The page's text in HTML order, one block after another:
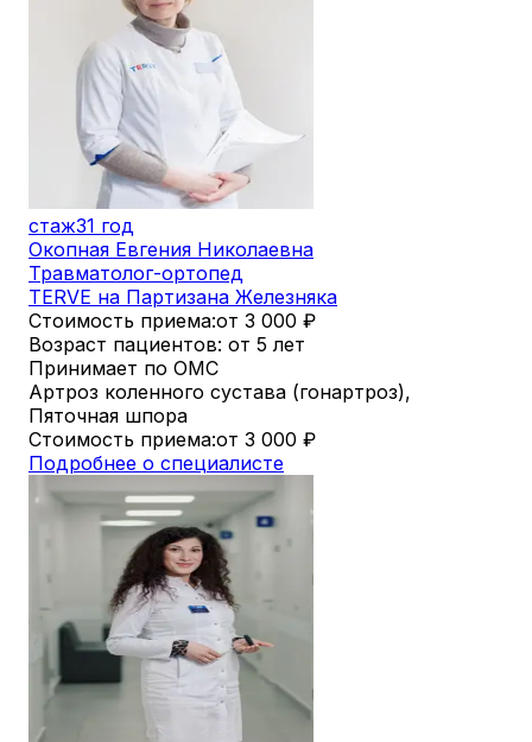
стаж31 год
Окопная Евгения Николаевна
Травматолог-ортопед
TERVE на Партизана Железняка
Стоимость приема:от 3 000 ₽
Возраст пациентов: от 5 лет
Принимает по ОМС
Артроз коленного сустава (гонартроз),
Пяточная шпора
Стоимость приема:от 3 000 ₽
Подробнее о специалисте